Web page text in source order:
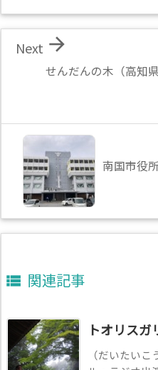
せんだんの木（高知

Next
南国市役
 関連記事
トオリスガ
（だいたい